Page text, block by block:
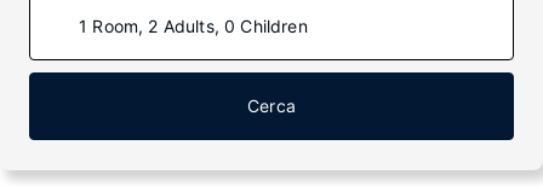
1 Room, 2 Adults, 0 Children
Cerca